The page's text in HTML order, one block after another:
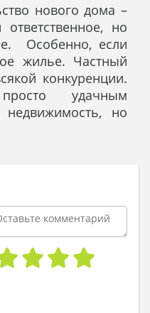
нового дома –
но
Особенно, если
жилье. Частный
конкуренции.
удачным
недвижимость, но
равновесие. В
Еще одним
дома является
зеленый лужок
порога. На нем
что бы
для качелей.
слова песни из